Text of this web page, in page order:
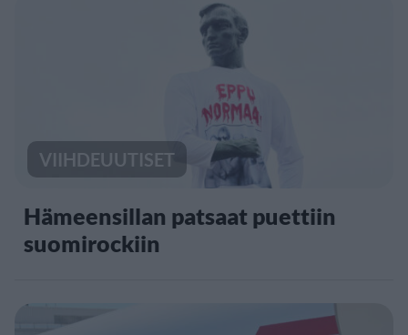
VIIHDEUUTISET
Hämeensillan patsaat puettiin
suomirockiin